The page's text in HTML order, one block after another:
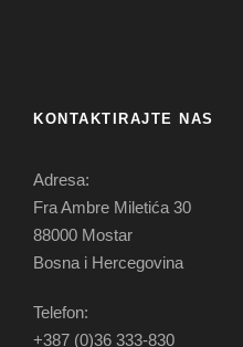
KONTAKTIRAJTE NAS
Adresa:
Fra Ambre Miletića 30
88000 Mostar
Bosna i Hercegovina
Telefon:
+387 (0)36 333-830